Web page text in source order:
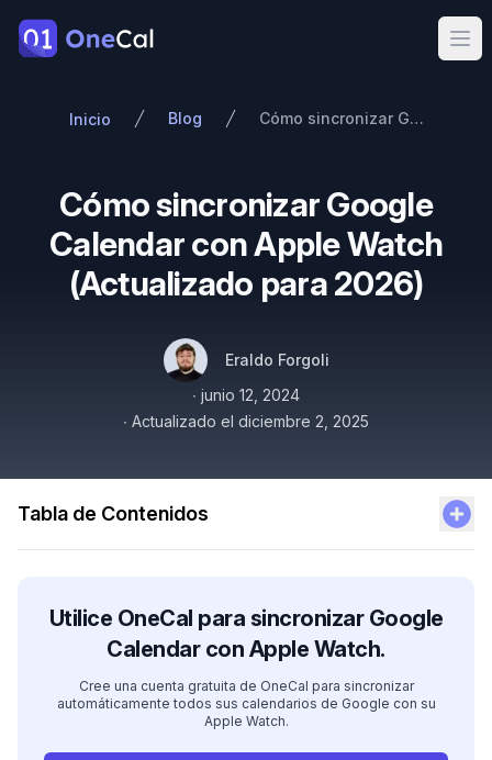
OneCal
Inicio Blog Cómo sincronizar Google Calendar con Apple Watch (Actualizado para 2026)
Cómo sincronizar Google
Calendar con Apple Watch
(Actualizado para 2026)
Autores
Nombre
Twitter
Eraldo Forgoli
Publicado el
∙ junio 12, 2024
∙ Actualizado el diciembre 2, 2025
Tabla de Contenidos
Utilice OneCal para sincronizar Google
Calendar con Apple Watch.
Cree una cuenta gratuita de OneCal para sincronizar
automáticamente todos sus calendarios de Google con su
Apple Watch.